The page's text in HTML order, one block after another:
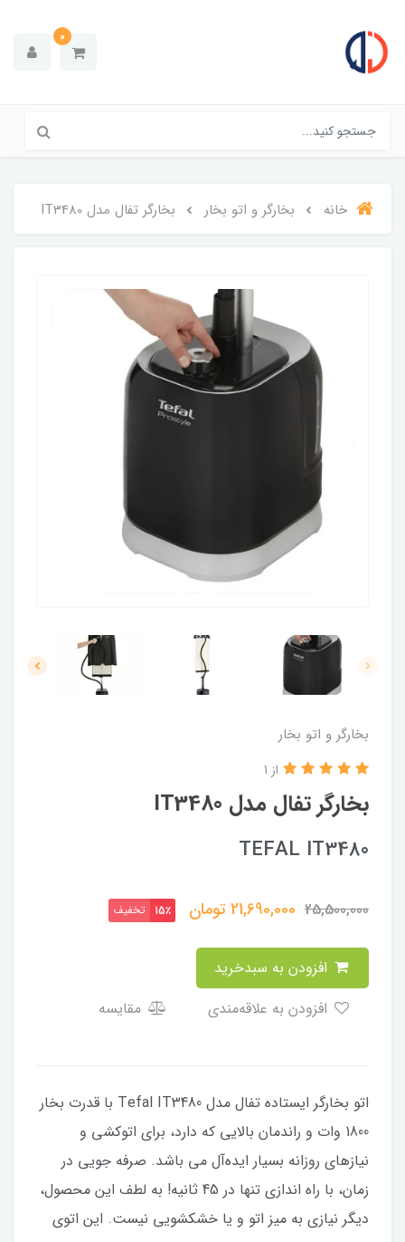
0
خانه بخارگر و اتو بخار بخارگر تفال مدل IT3480
بخارگر و اتو بخار
بخارگر تفال مدل IT3480
از 1
TEFAL IT3480
25,500,000
21,690,000تومان 15٪ تخفیف
مقایسه
اتو بخارگر ایستاده تفال مدل Tefal IT3480 با قدرت بخار
1800 وات و راندمان بالایی که دارد، برای اتوکشی و
نیازهای روزانه بسیار ایده‌آل می باشد. صرفه‌ جویی در
زمان، با راه‌ اندازی تنها در 45 ثانیه! به لطف این محصول،
دیگر نیازی به میز اتو و یا خشکشویی نیست. این اتوی